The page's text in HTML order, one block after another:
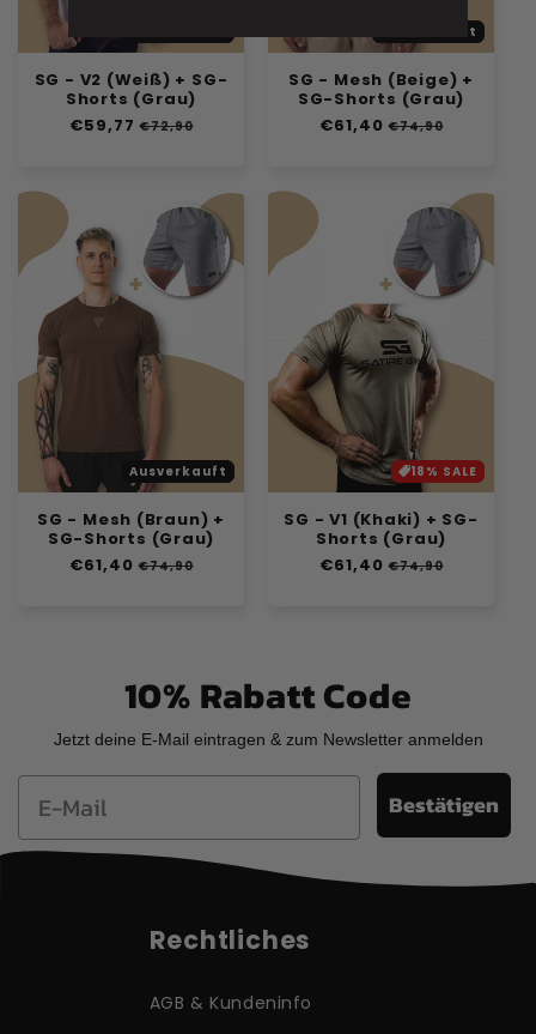
SG - V2 (Weiß) + SG-
Shorts (Grau)
Normaler
€59,77 Verkaufspreis
€72,90
Ausverkauft
SG - Mesh (Beige) +
SG-Shorts (Grau)
Normaler
€61,40 Verkaufspreis
€74,90
Ausverkauft
SG - Mesh (Braun) +
SG-Shorts (Grau)
Normaler
€61,40 Verkaufspreis
€74,90
18% SALE
SG - V1 (Khaki) + SG-
Shorts (Grau)
Normaler
€61,40 Verkaufspreis
€74,90
10% Rabatt Code
Jetzt deine E-Mail eintragen & zum Newsletter anmelden
Email Bestätigen
Rechtliches
AGB & Kundeninfo